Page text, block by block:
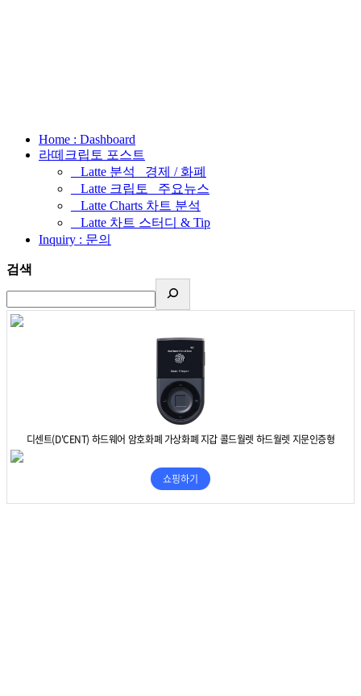
Home : Dashboard
라떼크립토 포스트
_ Latte 분석 _경제 / 화폐
_ Latte 크립토 _주요뉴스
_ Latte Charts 차트 분석
_ Latte 차트 스터디 & Tip
Inquiry : 문의
검색